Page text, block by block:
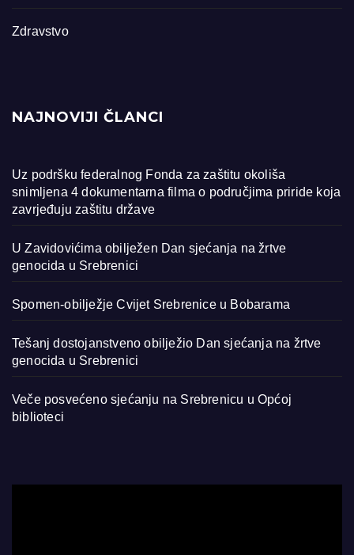
Zdravstvo
NAJNOVIJI ČLANCI
Uz podršku federalnog Fonda za zaštitu okoliša
snimljena 4 dokumentarna filma o područjima priride koja
zavrjeđuju zaštitu države
U Zavidovićima obilježen Dan sjećanja na žrtve
genocida u Srebrenici
Spomen-obilježje Cvijet Srebrenice u Bobarama
Tešanj dostojanstveno obilježio Dan sjećanja na žrtve
genocida u Srebrenici
Veče posvećeno sjećanju na Srebrenicu u Općoj
biblioteci